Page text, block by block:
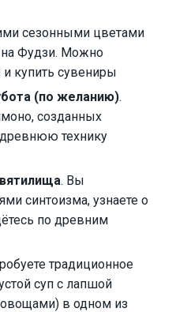
сезонными цветами
Фудзи. Можно
купить сувениры
(по желанию).
созданных
технику
. Вы
синтоизма, узнаете о
по древним
традиционное
суп с лапшой
овощами) в одном из